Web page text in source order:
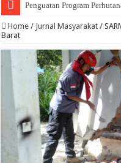
Penguatan Program
Home / Jurnal Masyarakat /
Barat